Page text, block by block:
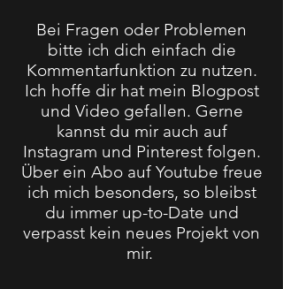
Bei Fragen oder Problemen
bitte ich dich einfach die
Kommentarfunktion zu nutzen.
Ich hoffe dir hat mein Blogpost
und Video gefallen. Gerne
kannst du mir auch auf
Instagram und Pinterest folgen.
Über ein Abo auf Youtube freue
ich mich besonders, so bleibst
du immer up-to-Date und
verpasst kein neues Projekt von
mir.